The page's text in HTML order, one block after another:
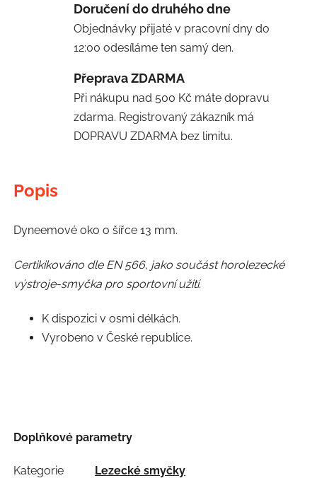
Doručení do druhého dne
Objednávky přijaté v pracovní dny do
12:00 odesíláme ten samý den.
Přeprava ZDARMA
Při nákupu nad 500 Kč máte dopravu
zdarma. Registrovaný zákazník má
DOPRAVU ZDARMA bez limitu.
Popis
Dyneemové oko o šířce 13 mm.
Certikikováno dle EN 566, jako součást horolezecké
výstroje-smyčka pro sportovní užití.
K dispozici v osmi délkách.
Vyrobeno v České republice.
Doplňkové parametry
Kategorie
Lezecké smyčky